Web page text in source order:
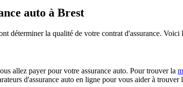
auto à Brest
déterminer la qualité de votre contrat d'assurance.
allez payer pour votre assurance auto. Pour trouver la
d'assurance auto en ligne pour vous aider à trouver